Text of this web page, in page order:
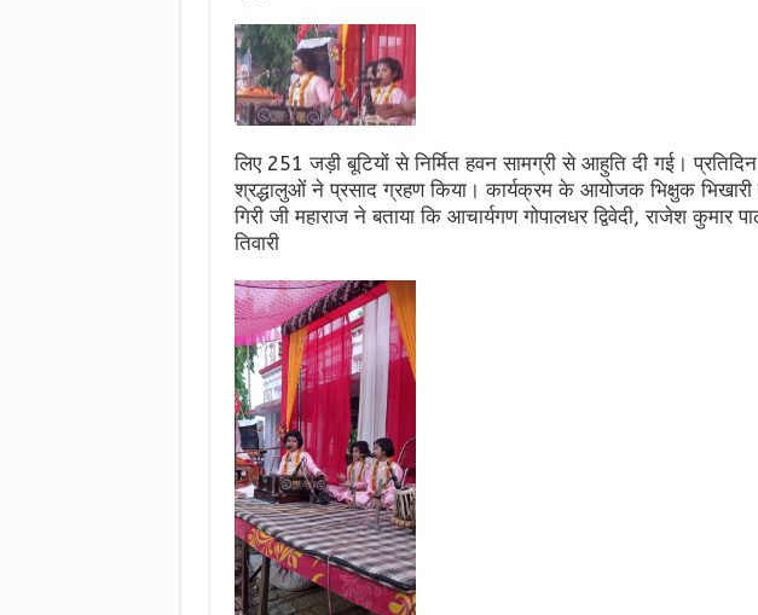
लिए 251 जड़ी बूटियों से निर्मित हवन सामग्री से आहुति दी गई।
श्रद्धालुओं ने प्रसाद ग्रहण किया। कार्यक्रम के आयोजक भिक्षुक
गिरी जी महाराज ने बताया कि आचार्यगण गोपालधर द्विवेदी, राजेश कुमार
तिवारी